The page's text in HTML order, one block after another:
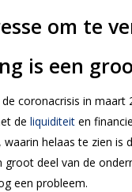
om te
is een
coronacrisis in maart
de liquiditeit en
waarin helaas te zien
groot deel van de
een probleem.